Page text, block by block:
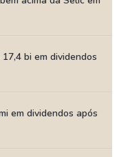
bi em dividendos
em dividendos após